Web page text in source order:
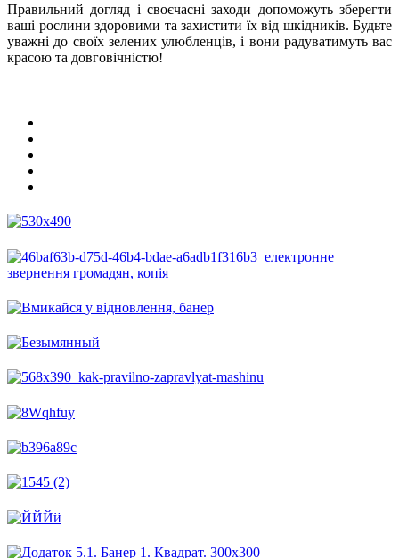
Правильний догляд і своєчасні заходи допоможуть зберегти
ваші рослини здоровими та захистити їх від шкідників. Будьте
уважні до своїх зелених улюбленців, і вони радуватимуть вас
красою та довговічністю!